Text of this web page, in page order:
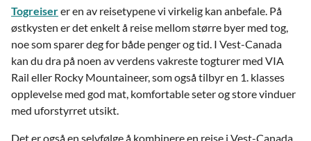
Togreiserer en av reisetypene vi virkelig kan anbefale. På
østkysten er det enkelt å reise mellom større byer med tog,
noe som sparer deg for både penger og tid. I Vest-Canada
kan du dra på noen av verdens vakreste togturer med VIA
Rail eller Rocky Mountaineer, som også tilbyr en 1. klasses
opplevelse med god mat, komfortable seter og store vinduer
med uforstyrret utsikt.
Det er også en selvfølge å kombinere en reise i Vest-Canada